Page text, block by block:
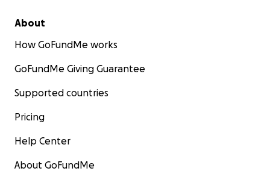
About
How GoFundMe works
GoFundMe Giving Guarantee
Supported countries
Pricing
Help Center
About GoFundMe